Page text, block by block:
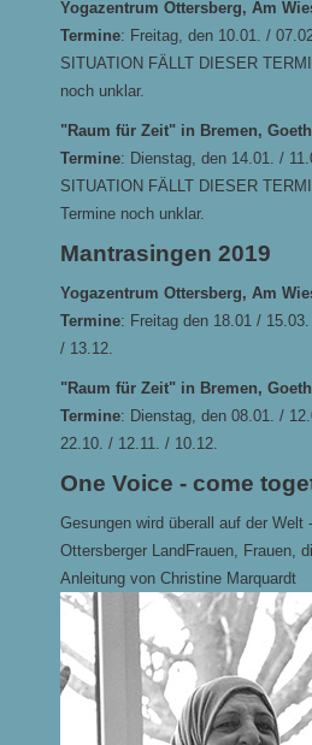
Yogazentrum Ottersberg, Am
Termine: Freitag, den 10.01. /
SITUATION FÄLLT DIESER
noch unklar.
"Raum für Zeit" in Bremen,
Termine: Dienstag, den 14.01. /
SITUATION FÄLLT DIESER
Termine noch unklar.
Mantrasingen 2019
Yogazentrum Ottersberg, Am
Termine: Freitag den 18.01 /
/ 13.12.
"Raum für Zeit" in Bremen,
Termine: Dienstag, den 08.01. /
22.10. / 12.11. / 10.12.
One Voice - come
Gesungen wird überall auf der
Ottersberger LandFrauen, Frauen,
Anleitung von Christine Marquardt